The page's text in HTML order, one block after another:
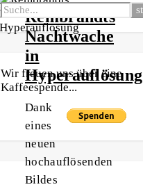
Rembrandts
Nachtwache
in
Hyperauflösung
Dank
eines
neuen
hochauflösenden
Bildes
Wir freuen uns über eine
Kaffeespende...